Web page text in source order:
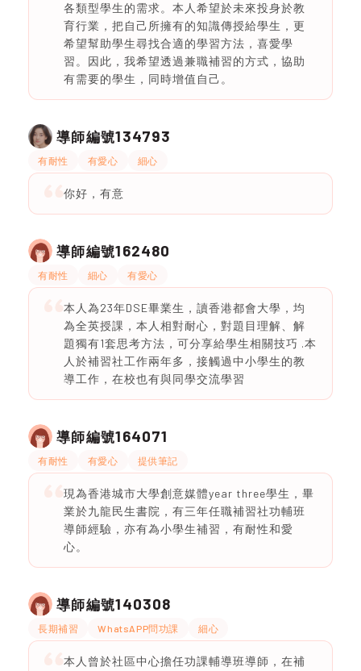
各類型學生的需求。本人希望於未來投身於教
育行業，把自己所擁有的知識傳授給學生，更
希望幫助學生尋找合適的學習方法，喜愛學
習。因此，我希望透過兼職補習的方式，協助
有需要的學生，同時增值自己。
導師編號134793
有耐性 有愛心 細心
你好，有意
導師編號162480
有耐性 細心 有愛心
本人為23年DSE畢業生，讀香港都會大學，均
為全英授課，本人相對耐心，對題目理解、解
題獨有1套思考方法，可分享給學生相關技巧 .本
人於補習社工作兩年多，接觸過中小學生的教
導工作，在校也有與同學交流學習
導師編號164071
有耐性 有愛心 提供筆記
現為香港城市大學創意媒體year three學生，畢
業於九龍民生書院，有三年任職補習社功輔班
導師經驗，亦有為小學生補習，有耐性和愛
心。
導師編號140308
長期補習 WhatsAPP問功課 細心
本人曾於社區中心擔任功課輔導班導師，在補